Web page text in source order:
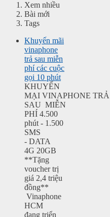
Xem nhiều
Bài mới
Tags
Khuyến mãi
vinaphone
trả sau miễn
phí các cuộc
gọi 10 phút
KHUYẾN
MẠI VINAPHONE TRẢ
SAU MIỄN
PHÍ 4.500
phút - 1.500
SMS
- DATA
4G 20GB
**Tặng
voucher trị
giá 2,4 triệu
đồng**
Vinaphone
HCM
đang triển